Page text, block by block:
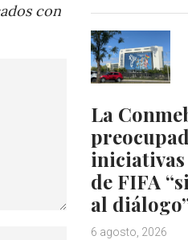
con
La
de FIFA
al
6 agosto, 2026